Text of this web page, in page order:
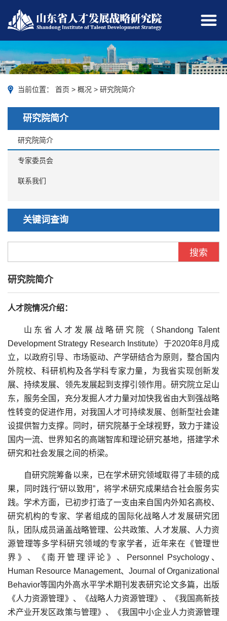
当前位置： 首页 > 概况 > 研究院简介
研究院简介
研究院简介
专家委员会
联系我们
关键词查询
研究院简介
人才院情况介绍：
山东省人才发展战略研究院（Shandong Talent
Development Strategy Research Institute）于2020年8月成
立，以政府引导、市场驱动、产学研结合为原则，整合国内
外院校、科研机构及各学科专家力量，为我省实现创新发
展、持续发展、领先发展起到支撑引领作用。研究院立足山
东，服务全国，充分发掘人才力量对加快我省由大到强战略
性转变的促进作用，对我国人才可持续发展、创新型社会建
设提供智力支撑。同时，研究院基于全球视野，致力于建设
国内一流、世界知名的高端智库和理论研究基地，搭建学术
研究和社会发展之间的桥梁。
自研究院筹备以来，已在学术研究领域取得了丰硕的成
果，同时践行“研以致用”，将学术研究成果结合社会服务实
践。学术方面，已初步打造了一支由来自国内外知名高校、
研究机构的专家、学者组成的国际化战略人才发展研究团
队，团队成员涵盖战略管理、公共政策、人才发展、人力资
源管理等多学科研究领域的专家学者，近年来在《管理世
界》、《南开管理评论》、Personnel Psychology、
Human Resource Management、Journal of Organizational
Behavior等国内外高水平学术期刊发表研究论文多篇，出版
《人力资源管理》、《战略人力资源管理》、《我国高新技
术产业开发区政策与管理》、《我国中小企业人力资源管理